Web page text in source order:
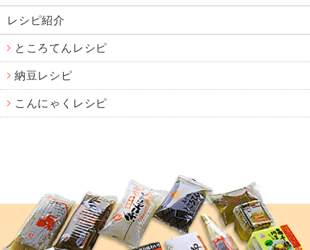
レシピ紹介
ところてんレシピ
納豆レシピ
こんにゃくレシピ